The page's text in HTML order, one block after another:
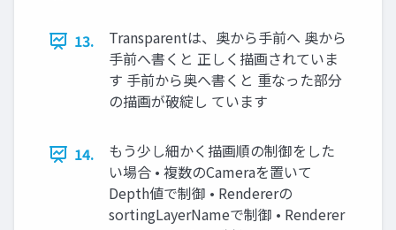
13.
Transparentは、奥から手前へ 奥から
手前へ書くと 正しく描画されていま
す 手前から奥へ書くと 重なった部分
の描画が破綻し ています
14.
もう少し細かく描画順の制御をした
い場合 • 複数のCameraを置いて
Depth値で制御 • Rendererの
sortingLayerNameで制御 • Renderer